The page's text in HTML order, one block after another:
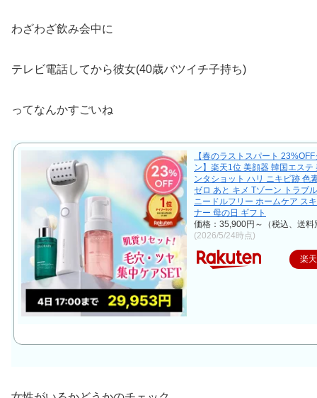
わざわざ飲み会中に
テレビ電話してから彼女(40歳バツイチ子持ち)
ってなんかすごいね
【春のラストスパート
ン】楽天1位 美顔器 韓国エステ
ンタショット ハリ ニキビ跡 色
ゼロ あと キメ Tゾーン トラブ
ニードルフリー ホームケア ス
ナー 母の日 ギフト
価格：35,900円～（税込、送料
(2026/5/24時点)
楽